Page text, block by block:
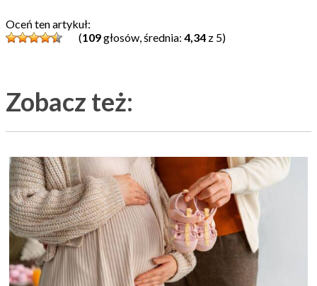
Oceń ten artykuł:
(109głosów, średnia: 4,34 z 5)
Zobacz też: